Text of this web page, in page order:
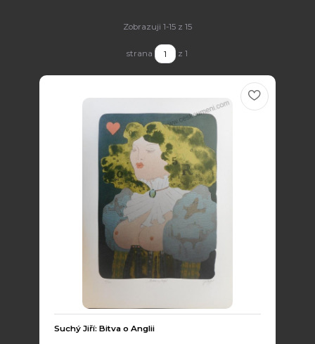
Zobrazuji 1-15 z 15
strana z 1
Suchý Jiří: Bitva o Anglii